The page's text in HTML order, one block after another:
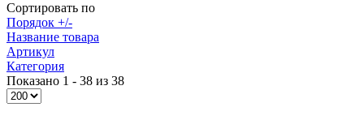
Сортировать по
Порядок +/-
Название товара
Артикул
Категория
Показано 1 - 38 из 38